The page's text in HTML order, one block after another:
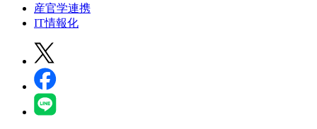
産官学連携
IT情報化